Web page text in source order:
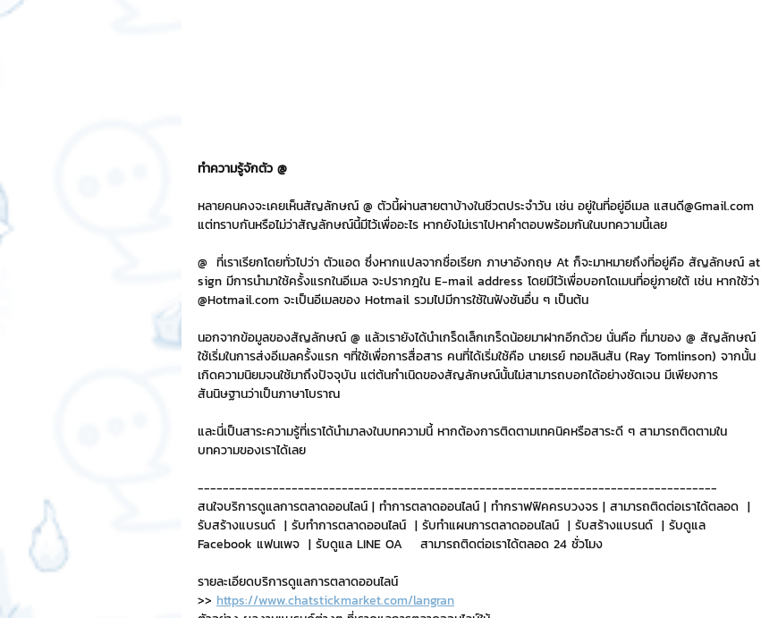
NFT และ Cryptocurrency
รีวิวเกมส์จาก ChatStick ChatStick NFT Collection
Chat Bot เวบไซต์ รวมบริการ Event Sticker
ทำความรู้จักตัว @
หลายคนคงจะเคยเห็นสัญลักษณ์ @ ตัวนี้ผ่านสายตาบ้างในชีวตประจำวัน เช่น อยู่ในที่อยู่อีเมล แสนดี@Gmail.com
แต่ทราบกันหรือไม่ว่าสัญลักษณ์นี้มีไว้เพื่ออะไร หากยังไม่เราไปหาคำตอบพร้อมกันในบทความนี้เลย
@  ที่เราเรียกโดยทั่วไปว่า ตัวแอด ซึ่งหากแปลจากชื่อเรียก ภาษาอังกฤษ At ก็จะมาหมายถึงที่อยู่คือ สัญลักษณ์ at
sign มีการนำมาใช้ครั้งแรกในอีเมล จะปรากฎใน E-mail address โดยมีไว้เพื่อบอกโดเมนที่อยู่ภายใต้ เช่น หากใช้ว่า
@Hotmail.com จะเป็นอีเมลของ Hotmail รวมไปมีการใช้ในฟังชันอื่น ๆ เป็นต้น
นอกจากข้อมูลของสัญลักษณ์ @ แล้วเรายังได้นำเกร็ดเล็กเกร็ดน้อยมาฝากอีกด้วย นั่นคือ ที่มาของ @ สัญลักษณ์
ใช้เริ่มในการส่งอีเมลครั้งแรก ๆที่ใช้เพื่อการสื่อสาร คนที่ได้เริ่มใช้คือ นายเรย์ ทอมลินสัน (Ray Tomlinson) จากนั้น
เกิดความนิยมจนใช้มาถึงปัจจุบัน แต่ต้นกำเนิดของสัญลักษณ์นั้นไม่สามารถบอกได้อย่างชัดเจน มีเพียงการ
สันนิษฐานว่าเป็นภาษาโบราณ
และนี่เป็นสาระความรู้ที่เราได้นำมาลงในบทความนี้ หากต้องการติดตามเทคนิคหรือสาระดี ๆ สามารถติดตามใน
บทความของเราได้เลย
-----------------------------------------------------------------------------------
สนใจบริการดูแลการตลาดออนไลน์ | ทำการตลาดออนไลน์ | ทำกราฟฟิคครบวงจร | สามารถติดต่อเราได้ตลอด  |
รับสร้างแบรนด์  | รับทำการตลาดออนไลน์  | รับทำแผนการตลาดออนไลน์  | รับสร้างแบรนด์  | รับดูแล
Facebook แฟนเพจ  | รับดูแล LINE OA    สามารถติดต่อเราได้ตลอด 24 ชั่วโมง
รายละเอียดบริการดูแลการตลาดออนไลน์
>> https://www.chatstickmarket.com/langran